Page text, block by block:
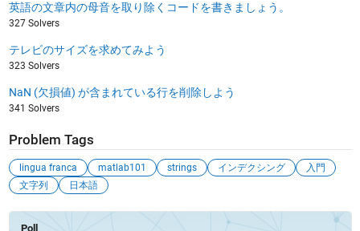
英語の文章内の母音を取り除くコードを書きましょう。
327 Solvers
テレビのサイズを求めてみよう
323 Solvers
NaN (欠損値) が含まれている行を削除しよう
341 Solvers
Problem Tags
lingua franca matlab101 strings インデクシング
入門
文字列
日本語